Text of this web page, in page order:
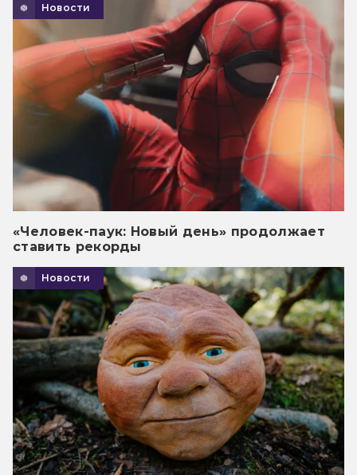
Новости
«Человек-паук: Новый день» продолжает
ставить рекорды
Новости